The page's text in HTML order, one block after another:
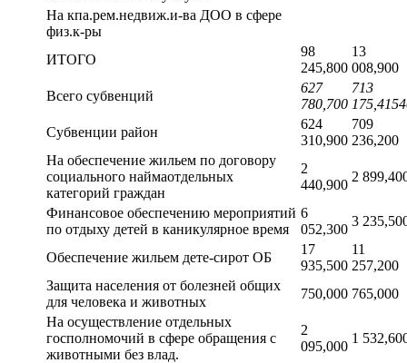
На кпа.рем.недвиж.и-ва ДОО в сфере
физ.к-ры
ИТОГО
98
245,800
13
008,900
Всего субвенций
627
780,700
713
Субвенции район
624
310,900
709
236,200
На обеспечение жильем по договору
социального наймаотдельных
категорий граждан
2
440,900
2
Финансовое обеспечению мероприятий
по отдыху детей в каникулярное время
6
052,300
3
Обеспечение жильем дете-сирот ОБ
17
935,500
11
257,200
Защита населения от болезней общих
для человека и животных
750,000 765,000
На осуществление отдельных
госполномочий в сфере обращения с
животными без влад.
2
095,000
1